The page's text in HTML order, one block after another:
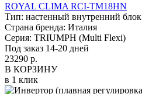
ROYAL CLIMA RCI-TM18HN
Тип: настенный внутренний блок
Страна бренда: Италия
Серия: TRIUMPH (Multi Flexi)
Под заказ 14-20 дней
23290 р.
В КОРЗИНУ
в 1 клик